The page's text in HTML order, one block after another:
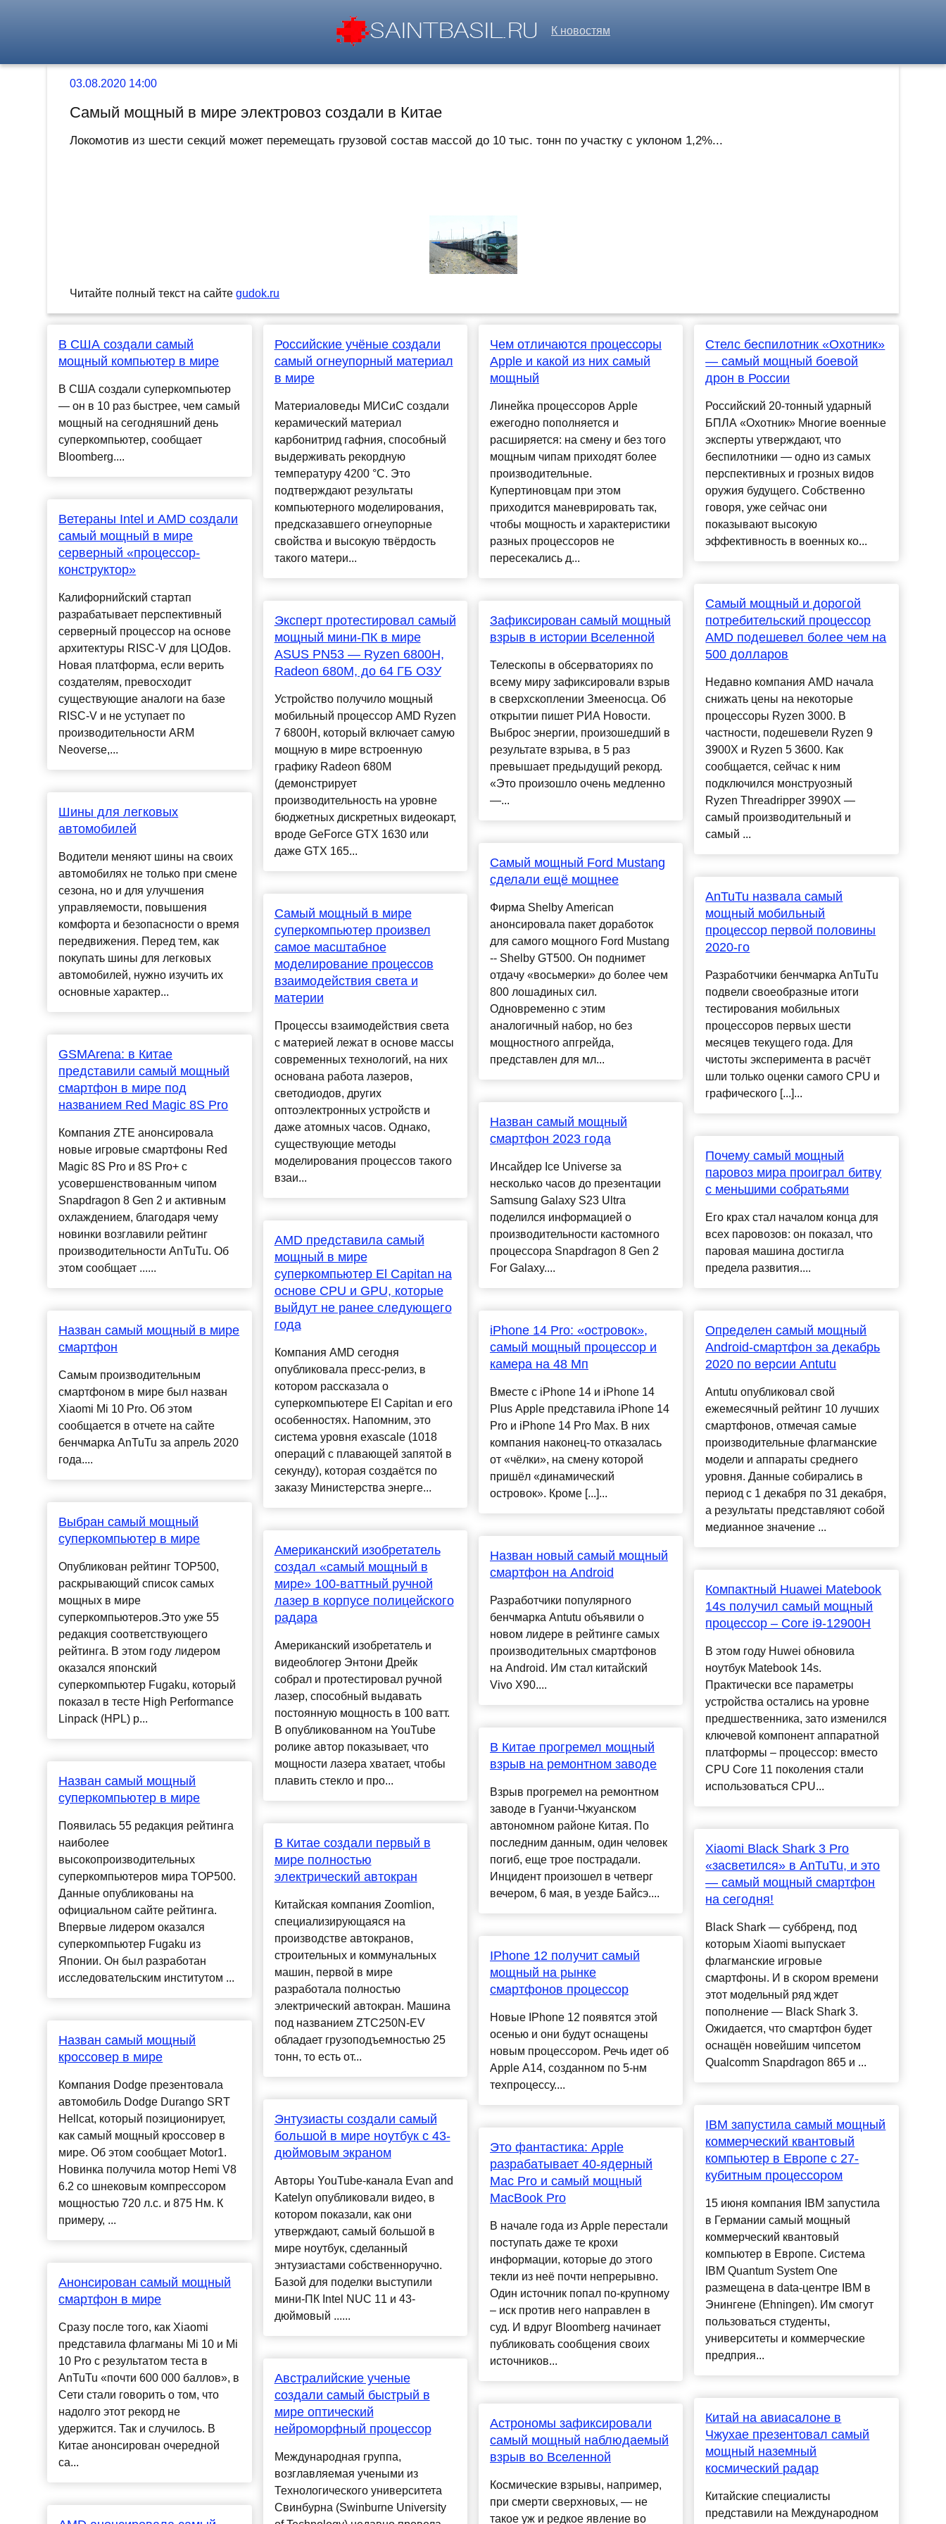
К новостям
03.08.2020 14:00
Самый мощный в мире электровоз создали в Китае
Локомотив из шести секций может перемещать грузовой состав массой до 10 тыс. тонн по участку с уклоном 1,2%...
Читайте полный текст на сайтеgudok.ru
В США создали самый
мощный компьютер в мире
В США создали суперкомпьютер
— он в 10 раз быстрее, чем самый
мощный на сегодняшний день
суперкомпьютер, сообщает
Bloomberg....
Ветераны Intel и AMD создали
самый мощный в мире
серверный «процессор-
конструктор»
Калифорнийский стартап
разрабатывает перспективный
серверный процессор на основе
архитектуры RISC-V для ЦОДов.
Новая платформа, если верить
создателям, превосходит
существующие аналоги на базе
RISC-V и не уступает по
производительности ARM
Neoverse,...
Шины для легковых
автомобилей
Водители меняют шины на своих
автомобилях не только при смене
сезона, но и для улучшения
управляемости, повышения
комфорта и безопасности о время
передвижения. Перед тем, как
покупать шины для легковых
автомобилей, нужно изучить их
основные характер...
GSMArena: в Китае
представили самый мощный
смартфон в мире под
названием Red Magic 8S Pro
Компания ZTE анонсировала
новые игровые смартфоны Red
Magic 8S Pro и 8S Pro+ с
усовершенствованным чипом
Snapdragon 8 Gen 2 и активным
охлаждением, благодаря чему
новинки возглавили рейтинг
производительности AnTuTu. Об
этом сообщает ......
Назван самый мощный в мире
смартфон
Самым производительным
смартфоном в мире был назван
Xiaomi Mi 10 Pro. Об этом
сообщается в отчете на сайте
бенчмарка AnTuTu за апрель 2020
года....
Выбран самый мощный
суперкомпьютер в мире
Опубликован рейтинг TOP500,
раскрывающий список самых
мощных в мире
суперкомпьютеров.Это уже 55
редакция соответствующего
рейтинга. В этом году лидером
оказался японский
суперкомпьютер Fugaku, который
показал в тесте High Performance
Linpack (HPL) р...
Назван самый мощный
суперкомпьютер в мире
Появилась 55 редакция рейтинга
наиболее
высокопроизводительных
суперкомпьютеров мира TOP500.
Данные опубликованы на
официальном сайте рейтинга.
Впервые лидером оказался
суперкомпьютер Fugaku из
Японии. Он был разработан
исследовательским институтом ...
Назван самый мощный
кроссовер в мире
Компания Dodge презентовала
автомобиль Dodge Durango SRT
Hellcat, который позиционирует,
как самый мощный кроссовер в
мире. Об этом сообщает Motor1.
Новинка получила мотор Hemi V8
6.2 со шнековым компрессором
мощностью 720 л.с. и 875 Нм. К
примеру, ...
Анонсирован самый мощный
смартфон в мире
Сразу после того, как Xiaomi
представила флагманы Mi 10 и Mi
10 Pro с результатом теста в
AnTuTu «почти 600 000 баллов», в
Сети стали говорить о том, что
надолго этот рекорд не
удержится. Так и случилось. В
Китае анонсирован очередной
са...
Российские учёные создали
самый огнеупорный материал
в мире
Материаловеды МИСиС создали
керамический материал
карбонитрид гафния, способный
выдерживать рекордную
температуру 4200 °C. Это
подтверждают результаты
компьютерного моделирования,
предсказавшего огнеупорные
свойства и высокую твёрдость
такого матери...
Эксперт протестировал самый
мощный мини-ПК в мире
ASUS PN53 — Ryzen 6800H,
Radeon 680M, до 64 ГБ ОЗУ
Устройство получило мощный
мобильный процессор AMD Ryzen
7 6800H, который включает самую
мощную в мире встроенную
графику Radeon 680M
(демонстрирует
производительность на уровне
бюджетных дискретных видеокарт,
вроде GeForce GTX 1630 или
даже GTX 165...
Самый мощный в мире
суперкомпьютер произвел
самое масштабное
моделирование процессов
взаимодействия света и
материи
Процессы взаимодействия света
с материей лежат в основе массы
современных технологий, на них
основана работа лазеров,
светодиодов, других
оптоэлектронных устройств и
даже атомных часов. Однако,
существующие методы
моделирования процессов такого
взаи...
AMD представила самый
мощный в мире
суперкомпьютер El Capitan на
основе CPU и GPU, которые
выйдут не ранее следующего
года
Компания AMD сегодня
опубликовала пресс-релиз, в
котором рассказала о
суперкомпьютере El Capitan и его
особенностях. Напомним, это
система уровня exascale (1018
операций с плавающей запятой в
секунду), которая создаётся по
заказу Министерства энерге...
Американский изобретатель
создал «самый мощный в
мире» 100-ваттный ручной
лазер в корпусе полицейского
радара
Американский изобретатель и
видеоблогер Энтони Дрейк
собрал и протестировал ручной
лазер, способный выдавать
постоянную мощность в 100 ватт.
В опубликованном на YouTube
ролике автор показывает, что
мощности лазера хватает, чтобы
плавить стекло и про...
В Китае создали первый в
мире полностью
электрический автокран
Китайская компания Zoomlion,
специализирующаяся на
производстве автокранов,
строительных и коммунальных
машин, первой в мире
разработала полностью
электрический автокран. Машина
под названием ZTC250N-EV
обладает грузоподъемностью 25
тонн, то есть от...
Энтузиасты создали самый
большой в мире ноутбук с 43-
дюймовым экраном
Авторы YouTube-канала Evan and
Katelyn опубликовали видео, в
котором показали, как они
утверждают, самый большой в
мире ноутбук, сделанный
энтузиастами собственноручно.
Базой для поделки выступили
мини-ПК Intel NUC 11 и 43-
дюймовый ......
Австралийские ученые
создали самый быстрый в
мире оптический
нейроморфный процессор
Международная группа,
возглавляемая учеными из
Технологического университета
Свинбурна (Swinburne University
Чем отличаются процессоры
Apple и какой из них самый
мощный
Линейка процессоров Apple
ежегодно пополняется и
расширяется: на смену и без того
мощным чипам приходят более
производительные.
Купертиновцам при этом
приходится маневрировать так,
чтобы мощность и характеристики
разных процессоров не
пересекались д...
Зафиксирован самый мощный
взрыв в истории Вселенной
Телескопы в обсерваториях по
всему миру зафиксировали взрыв
в сверхскоплении Змееносца. Об
открытии пишет РИА Новости.
Выброс энергии, произошедший в
результате взрыва, в 5 раз
превышает предыдущий рекорд.
«Это произошло очень медленно
—...
Самый мощный Ford Mustang
сделали ещё мощнее
Фирма Shelby American
анонсировала пакет доработок
для самого мощного Ford Mustang
-- Shelby GT500. Он поднимет
отдачу «восьмерки» до более чем
800 лошадиных сил.
Одновременно с этим
аналогичный набор, но без
мощностного апгрейда,
представлен для мл...
Назван самый мощный
смартфон 2023 года
Инсайдер Ice Universe за
несколько часов до презентации
Samsung Galaxy S23 Ultra
поделился информацией о
производительности кастомного
процессора Snapdragon 8 Gen 2
For Galaxy....
iPhone 14 Pro: «островок»,
самый мощный процессор и
камера на 48 Мп
Вместе с iPhone 14 и iPhone 14
Plus Apple представила iPhone 14
Pro и iPhone 14 Pro Max. В них
компания наконец-то отказалась
от «чёлки», на смену которой
пришёл «динамический
островок». Кроме [...]...
Назван новый самый мощный
смартфон на Android
Разработчики популярного
бенчмарка Antutu объявили о
новом лидере в рейтинге самых
производительных смартфонов
на Android. Им стал китайский
Vivo X90....
В Китае прогремел мощный
взрыв на ремонтном заводе
Взрыв прогремел на ремонтном
заводе в Гуанчи-Чжуанском
автономном районе Китая. По
последним данным, один человек
погиб, еще трое пострадали.
Инцидент произошел в четверг
вечером, 6 мая, в уезде Байсэ....
IPhone 12 получит самый
мощный на рынке
смартфонов процессор
Новые IPhone 12 появятся этой
осенью и они будут оснащены
новым процессором. Речь идет об
Apple A14, созданном по 5-нм
техпроцессу....
Это фантастика: Apple
разрабатывает 40-ядерный
Mac Pro и самый мощный
MacBook Pro
В начале года из Apple перестали
поступать даже те крохи
информации, которые до этого
текли из неё почти непрерывно.
Один источник попал по-крупному
– иск против него направлен в
суд. И вдруг Bloomberg начинает
публиковать сообщения своих
источников...
Астрономы зафиксировали
самый мощный наблюдаемый
взрыв во Вселенной
Космические взрывы, например,
при смерти сверхновых, — не
такое уж и редкое явление во
Стелс беспилотник «Охотник»
— самый мощный боевой
дрон в России
Российский 20-тонный ударный
БПЛА «Охотник» Многие военные
эксперты утверждают, что
беспилотники — одно из самых
перспективных и грозных видов
оружия будущего. Собственно
говоря, уже сейчас они
показывают высокую
эффективность в военных ко...
Самый мощный и дорогой
потребительский процессор
AMD подешевел более чем на
500 долларов
Недавно компания AMD начала
снижать цены на некоторые
процессоры Ryzen 3000. В
частности, подешевели Ryzen 9
3900X и Ryzen 5 3600. Как
сообщается, сейчас к ним
подключился монструозный
Ryzen Threadripper 3990X —
самый производительный и
самый ...
AnTuTu назвала самый
мощный мобильный
процессор первой половины
2020-го
Разработчики бенчмарка AnTuTu
подвели своеобразные итоги
тестирования мобильных
процессоров первых шести
месяцев текущего года. Для
чистоты эксперимента в расчёт
шли только оценки самого CPU и
графического [...]...
Почему самый мощный
паровоз мира проиграл битву
с меньшими собратьями
Его крах стал началом конца для
всех паровозов: он показал, что
паровая машина достигла
предела развития....
Определен самый мощный
Android-смартфон за декабрь
2020 по версии Antutu
Antutu опубликовал свой
ежемесячный рейтинг 10 лучших
смартфонов, отмечая самые
производительные флагманские
модели и аппараты среднего
уровня. Данные собирались в
период с 1 декабря по 31 декабря,
а результаты представляют собой
медианное значение ...
Компактный Huawei Matebook
14s получил самый мощный
процессор – Core i9-12900H
В этом году Huwei обновила
ноутбук Matebook 14s.
Практически все параметры
устройства остались на уровне
предшественника, зато изменился
ключевой компонент аппаратной
платформы – процессор: вместо
CPU Core 11 поколения стали
использоваться CPU...
Xiaomi Black Shark 3 Pro
«засветился» в AnTuTu, и это
— самый мощный смартфон
на сегодня!
Black Shark — суббренд, под
которым Xiaomi выпускает
флагманские игровые
смартфоны. И в скором времени
этот модельный ряд ждет
пополнение — Black Shark 3.
Ожидается, что смартфон будет
оснащён новейшим чипсетом
Qualcomm Snapdragon 865 и ...
IBM запустила самый мощный
коммерческий квантовый
компьютер в Европе с 27-
кубитным процессором
15 июня компания IBM запустила
в Германии самый мощный
коммерческий квантовый
компьютер в Европе. Система
IBM Quantum System One
размещена в data-центре IBM в
Энингене (Ehningen). Им смогут
пользоваться студенты,
университеты и коммерческие
предприя...
Китай на авиасалоне в
Чжухае презентовал самый
мощный наземный
космический радар
Китайские специалисты
представили на Международном